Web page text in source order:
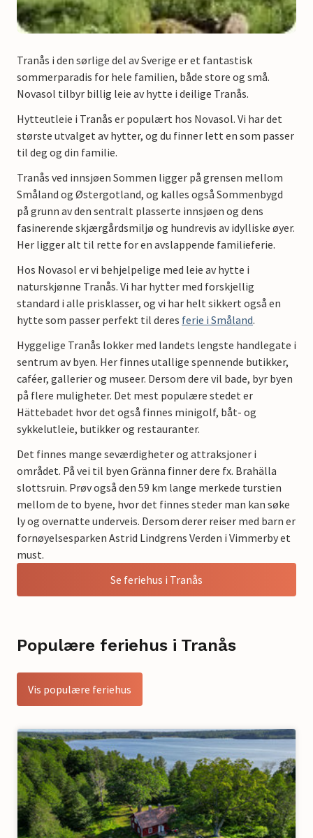
Tranås i den sørlige del av Sverige er et fantastisk
sommerparadis for hele familien, både store og små.
Novasol tilbyr billig leie av hytte i deilige Tranås.
Hytteutleie i Tranås er populært hos Novasol. Vi har det
største utvalget av hytter, og du finner lett en som passer
til deg og din familie.
Tranås ved innsjøen Sommen ligger på grensen mellom
Småland og Østergotland, og kalles også Sommenbygd
på grunn av den sentralt plasserte innsjøen og dens
fasinerende skjærgårdsmiljø og hundrevis av idylliske øyer.
Her ligger alt til rette for en avslappende familieferie.
Hos Novasol er vi behjelpelige med leie av hytte i
naturskjønne Tranås. Vi har hytter med forskjellig
standard i alle prisklasser, og vi har helt sikkert også en
hytte som passer perfekt til deres ferie i Småland.
Hyggelige Tranås lokker med landets lengste handlegate i
sentrum av byen. Her finnes utallige spennende butikker,
caféer, gallerier og museer. Dersom dere vil bade, byr byen
på flere muligheter. Det mest populære stedet er
Hättebadet hvor det også finnes minigolf, båt- og
sykkelutleie, butikker og restauranter.
Det finnes mange seværdigheter og attraksjoner i
området. På vei til byen Gränna finner dere fx. Brahälla
slottsruin. Prøv også den 59 km lange merkede turstien
mellom de to byene, hvor det finnes steder man kan søke
ly og overnatte underveis. Dersom derer reiser med barn er
fornøyelsesparken Astrid Lindgrens Verden i Vimmerby et
must.
Se feriehus i Tranås
Populære feriehus i Tranås
Vis populære feriehus